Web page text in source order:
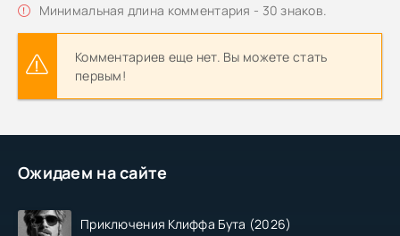
Ожидаем на сайте
Приключения Клиффа Бута (2026)
Минимальная длина комментария - 30 знаков.
Комментариев еще нет. Вы можете стать
первым!